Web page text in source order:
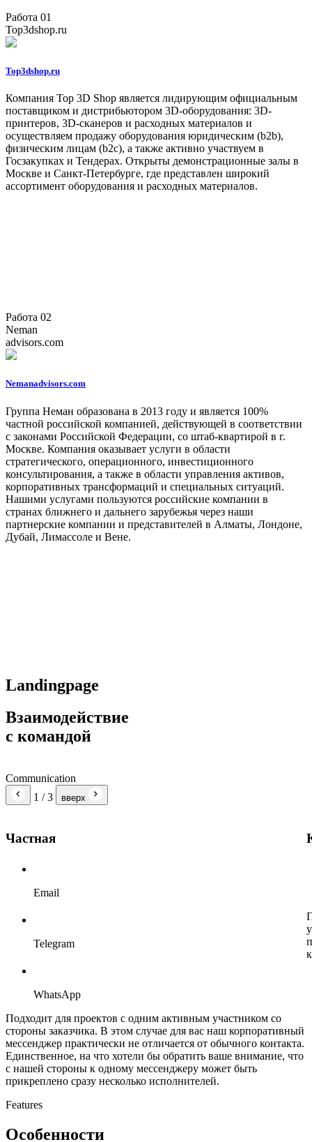
Работа 01
Top3dshop.ru
Top3dshop.ru
Компания Top 3D Shop является лидирующим официальным
поставщиком и дистрибьютором 3D-оборудования: 3D-
принтеров, 3D-сканеров и расходных материалов и
осуществляем продажу оборудования юридическим (b2b),
физическим лицам (b2c), а также активно участвуем в
Госзакупках и Тендерах. Открыты демонстрационные залы в
Москве и Санкт-Петербурге, где представлен широкий
ассортимент оборудования и расходных материалов.
Работа 02
Neman
advisors.com
Nemanadvisors.com
Группа Неман образована в 2013 году и является 100%
частной российской компанией, действующей в соответствии
с законами Российской Федерации, со штаб-квартирой в г.
Москве. Компания оказывает услуги в области
стратегического, операционного, инвестиционного
консультирования, а также в области управления активов,
корпоративных трансформаций и специальных ситуаций.
Нашими услугами пользуются российские компании в
странах ближнего и дальнего зарубежья через наши
партнерские компании и представителей в Алматы, Лондоне,
Дубай, Лимассоле и Вене.
Landingpage
Взаимодействие
с командой
Communication
1 / 3 вверх
Частная
Email
Telegram
WhatsApp
Подходит для проектов с одним активным участником со
стороны заказчика. В этом случае для вас наш корпоративный
мессенджер практически не отличается от обычного контакта.
Единственное, на что хотели бы обратить ваше внимание, что
с нашей стороны к одному мессенджеру может быть
прикреплено сразу несколько исполнителей.
Features
Особенности